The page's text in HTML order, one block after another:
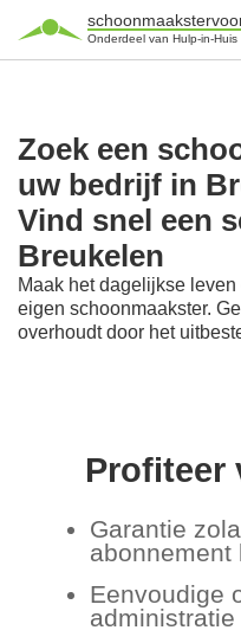
Onderdeel van Hulp-in-Huis
Zoek een
uw bedrijf in
Vind snel een
Breukelen
Maak het dagelijkse
eigen schoonmaakster.
overhoudt door het
Profiteer
Garantie
abonnement
Eenvoudige
administratie